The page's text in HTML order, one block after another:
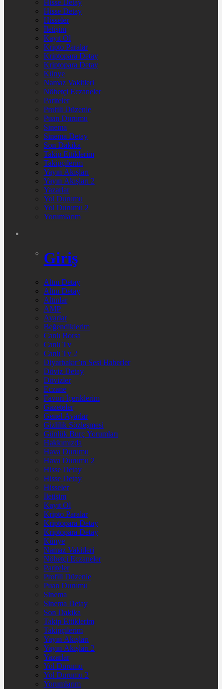
Hisse Detay
Hisse Detay
Hisseler
İletişim
Kayıt Ol
Kripto Paralar
Kriptopara Detay
Kriptopara Detay
Künye
Namaz Vakitleri
Nöbetçi Eczaneler
Pariteler
Profili Düzenle
Puan Durumu
Sinema
Sinema Detay
Son Dakika
Takip Ettiklerim
Takipçilerim
Yayın Akışları
Yayın Akışları 2
Yazarlar
Yol Durumu
Yol Durumu 2
Yorumlarım
Giriş
Altın Detay
Altın Detay
Altınlar
AMP
Ayarlar
Beğendiklerim
Canlı Borsa
Canlı Tv
Canlı Tv 2
Diyarbakır’ın Sesi Haberler
Döviz Detay
Dövizler
Eczane
Favori İçeriklerim
Gazeteler
Genel Ayarlar
Gizlilik Sözleşmesi
Günlük Burç Yorumları
Hakkımızda
Hava Durumu
Hava Durumu 2
Hisse Detay
Hisse Detay
Hisseler
İletişim
Kayıt Ol
Kripto Paralar
Kriptopara Detay
Kriptopara Detay
Künye
Namaz Vakitleri
Nöbetçi Eczaneler
Pariteler
Profili Düzenle
Puan Durumu
Sinema
Sinema Detay
Son Dakika
Takip Ettiklerim
Takipçilerim
Yayın Akışları
Yayın Akışları 2
Yazarlar
Yol Durumu
Yol Durumu 2
Yorumlarım